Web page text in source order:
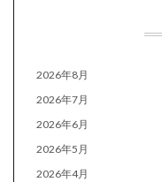
2026年8月
2026年7月
2026年6月
2026年5月
2026年4月